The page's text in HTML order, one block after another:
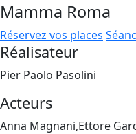
Mamma Roma
Réservez vos places
Réalisateur
Pier Paolo Pasolini
Acteurs
Anna Magnani,Ettore